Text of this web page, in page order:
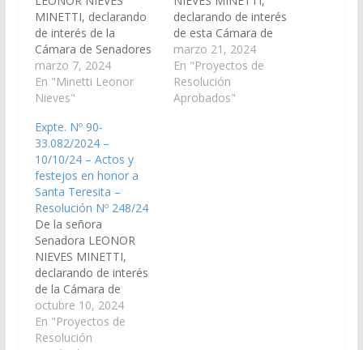
MINETTI, declarando
de interés de la
Cámara de Senadores
todas las actividades
festejos y actos
conmemorativos a
del Día Internacional
de la Mujer 2024, bajo
el lema: ¨Invertir en las
mujeres: acelerar el
progreso¨instituido
por las Naciones
Unidas, que se…
marzo 7, 2024
En "Minetti Leonor
Nieves"
declarando de interés
de esta Cámara de
Senadores todas las
actividades y actos
conmemorativos a
realizarse en el marco
marzo 21, 2024
En "Proyectos de
Resolución
Aprobados"
Expte. Nº 90-
33.082/2024 –
10/10/24 – Actos y
festejos en honor a
Santa Teresita –
Resolución Nº 248/24
De la señora
Senadora LEONOR
NIEVES MINETTI,
declarando de interés
de la Cámara de
Senadores los actos y
festejos en honor a
Santa Teresita, a
octubre 10, 2024
En "Proyectos de
Resolución